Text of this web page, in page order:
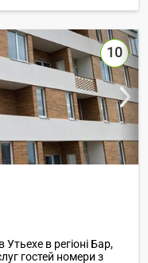
10
в регіоні Бар,
гостей номери з